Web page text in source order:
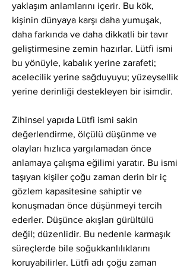
yaklaşım anlamlarını içerir. Bu kök,
kişinin dünyaya karşı daha yumuşak,
daha farkında ve daha dikkatli bir tavır
geliştirmesine zemin hazırlar. Lütfi ismi
bu yönüyle, kabalık yerine zarafeti;
acelecilik yerine sağduyuyu; yüzeysellik
yerine derinliği destekleyen bir isimdir.
Zihinsel yapıda Lütfi ismi sakin
değerlendirme, ölçülü düşünme ve
olayları hızlıca yargılamadan önce
anlamaya çalışma eğilimi yaratır. Bu ismi
taşıyan kişiler çoğu zaman derin bir iç
gözlem kapasitesine sahiptir ve
konuşmadan önce düşünmeyi tercih
ederler. Düşünce akışları gürültülü
değil; düzenlidir. Bu nedenle karmaşık
süreçlerde bile soğukkanlılıklarını
koruyabilirler. Lütfi adı çoğu zaman